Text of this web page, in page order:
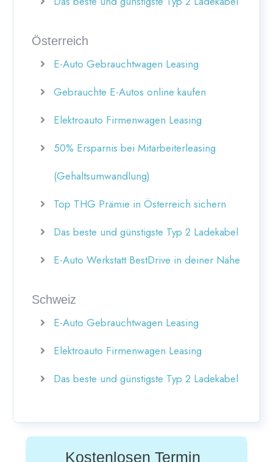
Österreich
E-Auto Gebrauchtwagen Leasing
Gebrauchte E-Autos online kaufen
Elektroauto Firmenwagen Leasing
50% Ersparnis bei Mitarbeiterleasing
(Gehaltsumwandlung)
Top THG Prämie in Österreich sichern
Das beste und günstigste Typ 2 Ladekabel
E-Auto Werkstatt BestDrive in deiner Nähe
Schweiz
E-Auto Gebrauchtwagen Leasing
Elektroauto Firmenwagen Leasing
Das beste und günstigste Typ 2 Ladekabel
Kostenlosen Termin